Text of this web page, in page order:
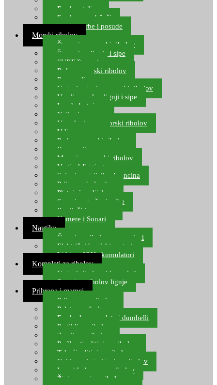
Feeder stolice
Feeder arm držači
Feeder torbe i posude
Morski ribolov
Štapovi za morski ribolov
Štapovi za lignje i sipe
SURF štapovi
Role za morski ribolov
Parangali
Gotovi setovi za morski ribolov
Varalice za lov lignji i sipe
Lov hobotnice
Najloni za more
Upredenice za morski ribolov
Udice za more
Perle za morski ribolov
Brum prihrana za more
Mamci za morski ribolov
Vertical Jigging
Spinning strijelke, brancina
Pribor za bolentino
Plutajuća odijela
Sonari za traženje ribe
Ronilački program
Kamere i Sonari
Nautika
Čamci za ribolov, gumenjaci
Električni brodski motori
Lithium ION akumulatori
Kompleti za ribolov
Gotovi ribolovni kompleti
Setovi za ribolov lignje
Prihrana i mamci
Prihrana za ribolov
Pelete za ribolov
Feeder lovne pelete i dumbelli
Partikli za ribolov
Zemlja za ribolov
Praškasti aditivi za ribolov
Tekući aditivi za ribolov
Gel i sprej atraktori za ribolov
Lovni kukuruz za ribolov
Živi mamci za ribolov